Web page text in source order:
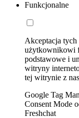
Funkcjonalne
Akceptacja tych
użytkownikowi
podstawowe i
witryny
tej witrynie z
Google Tag
Consent Mode
Freshchat